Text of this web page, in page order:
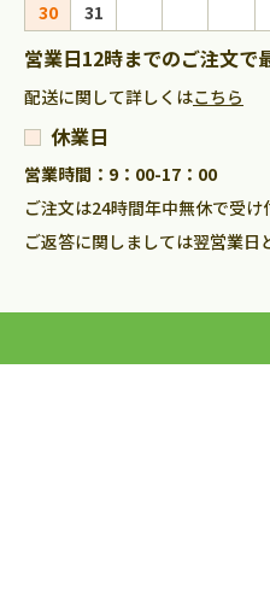
30
31
営業日12時までのご注文で
配送に関して詳しくはこちら
休業日
営業時間：9：00-17：00
ご注文は24時間年中無休で受
ご返答に関しましては翌営業日